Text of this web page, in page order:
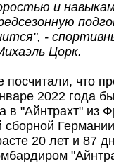
и
-
Цорк.
посчитали, что
2022 года
в "Айнтрахт" из
20 лет и 87